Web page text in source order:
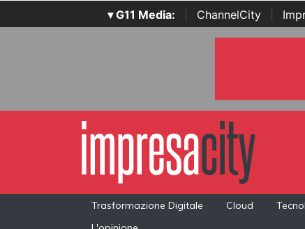
▾ G11 Media: ChannelCity
Trasformazione Digitale Cloud